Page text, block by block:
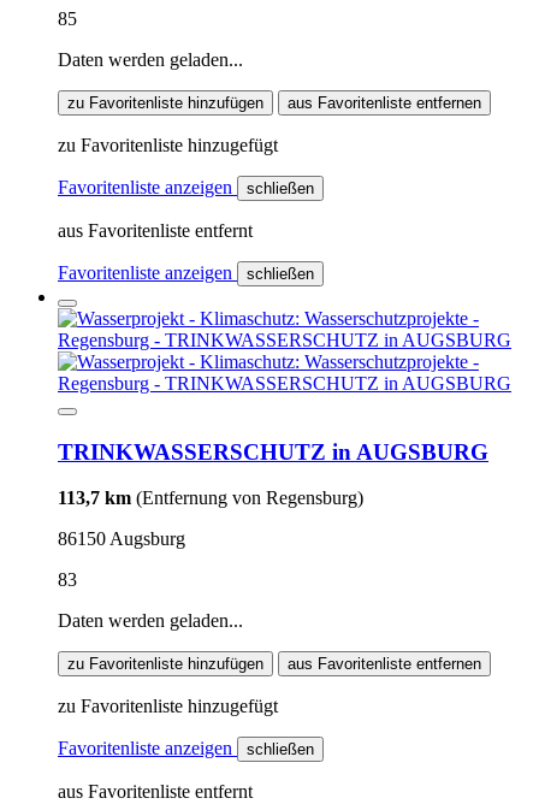
85
Daten werden geladen...
zu Favoritenliste hinzufügen aus Favoritenliste entfernen
zu Favoritenliste hinzugefügt
Favoritenliste anzeigen schließen
aus Favoritenliste entfernt
Favoritenliste anzeigen schließen
TRINKWASSERSCHUTZ in AUGSBURG
113,7 km (Entfernung von Regensburg)
86150 Augsburg
83
Daten werden geladen...
zu Favoritenliste hinzufügen aus Favoritenliste entfernen
zu Favoritenliste hinzugefügt
Favoritenliste anzeigen schließen
aus Favoritenliste entfernt